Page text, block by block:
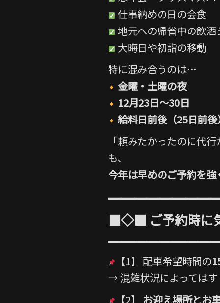
仕事納めの日の会食
地元への帰省中の飲酒
大晦日や初詣の移動
特に混み合うのは…
金曜・土曜の夜
12月23日〜30日
給料日前後（25日前後
「頼みたかったのに代
も、
今年は早めのご予約を
■◇■ ご予約時に
【1】 配車希望時間の
→ 混雑状況によっては
【2】 お迎え場所とお